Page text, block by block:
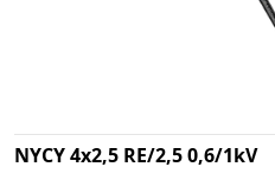
NYCY 4x2,5 RE/2,5 0,6/1kV